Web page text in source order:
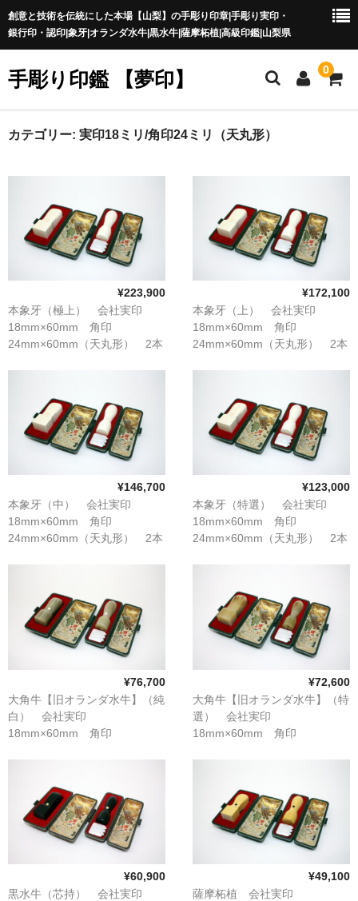
創意と技術を伝統にした本場【山梨】の手彫り印章|手彫り実印・
銀行印・認印|象牙|オランダ水牛|黒水牛|薩摩柘植|高級印鑑|山梨県
手彫り印鑑 【夢印】 0
夢印TOP
一級印章彫刻技能士
印鑑の書体
象牙印鑑の種類
印鑑ケース
お客様の声
お問い合わせ
カテゴリー: 実印18ミリ/角印24ミリ（天丸形）
¥223,900
本象牙（極上） 会社実印
18mm×60mm 角印
24mm×60mm（天丸形） 2本
¥172,100
本象牙（上） 会社実印
18mm×60mm 角印
24mm×60mm（天丸形） 2本
¥146,700
本象牙（中） 会社実印
18mm×60mm 角印
24mm×60mm（天丸形） 2本
¥123,000
本象牙（特選） 会社実印
18mm×60mm 角印
24mm×60mm（天丸形） 2本
¥76,700
大角牛【旧オランダ水牛】（純
白） 会社実印
18mm×60mm 角印
¥72,600
大角牛【旧オランダ水牛】（特
選） 会社実印
18mm×60mm 角印
¥60,900
黒水牛（芯持） 会社実印
¥49,100
薩摩柘植 会社実印